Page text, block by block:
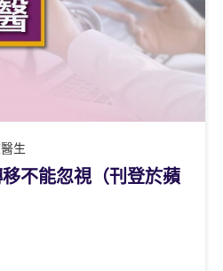
生
不能忽視（刊登於蘋